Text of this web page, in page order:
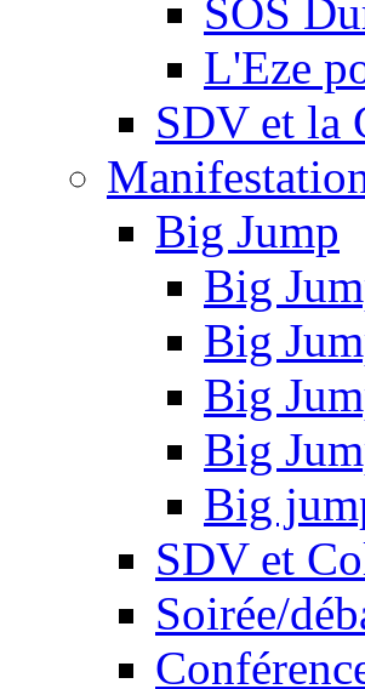
SOS
L'Eze
SDV et la
Big Jump
Big
Big
Big
Big
Big
SDV et
Soirée/